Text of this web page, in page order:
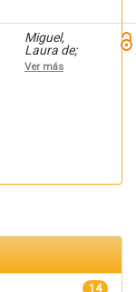
Muriel,
Javier;
Sellers,
Rafael;
Ferrández,
Miguel,
Laura de;
Ballester,
Pura;
PILAR;
Ver más
14